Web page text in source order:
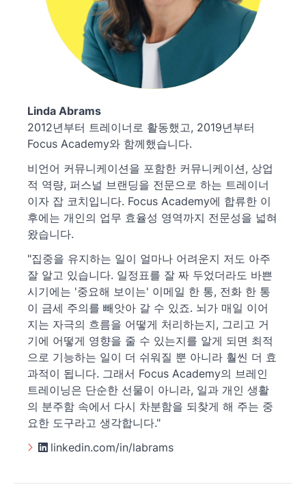
Linda Abrams
2012년부터 트레이너로 활동했고, 2019년부터
Focus Academy와 함께했습니다.
비언어 커뮤니케이션을 포함한 커뮤니케이션, 상업
적 역량, 퍼스널 브랜딩을 전문으로 하는 트레이너
이자 잡 코치입니다. Focus Academy에 합류한 이
후에는 개인의 업무 효율성 영역까지 전문성을 넓혀
왔습니다.
"집중을 유지하는 일이 얼마나 어려운지 저도 아주
잘 알고 있습니다. 일정표를 잘 짜 두었더라도 바쁜
시기에는 '중요해 보이는' 이메일 한 통, 전화 한 통
이 금세 주의를 빼앗아 갈 수 있죠. 뇌가 매일 이어
지는 자극의 흐름을 어떻게 처리하는지, 그리고 거
기에 어떻게 영향을 줄 수 있는지를 알게 되면 최적
으로 기능하는 일이 더 쉬워질 뿐 아니라 훨씬 더 효
과적이 됩니다. 그래서 Focus Academy의 브레인
트레이닝은 단순한 선물이 아니라, 일과 개인 생활
의 분주함 속에서 다시 차분함을 되찾게 해 주는 중
요한 도구라고 생각합니다."
linkedin.com/in/labrams